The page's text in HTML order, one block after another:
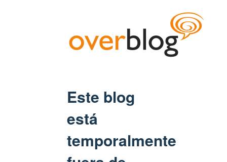
Este blog
está
temporalmente